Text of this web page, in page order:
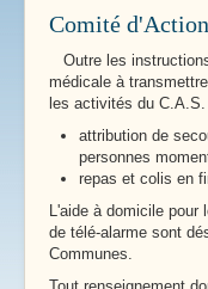
Comité
Outre les
médicale à
les activités du
attribution de
personnes
repas et colis en
L'aide à domicile
de télé-alarme sont
Communes.